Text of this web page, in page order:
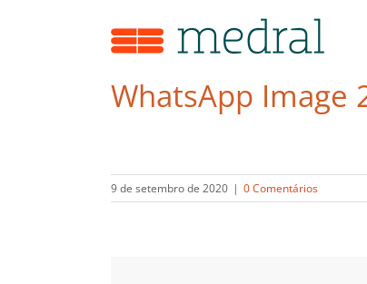
WhatsApp Image
9 de setembro de 2020 | 0 Comentários